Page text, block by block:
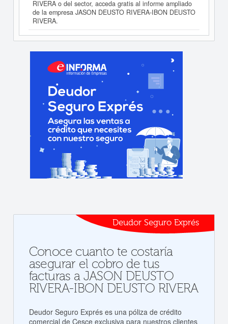
RIVERA o del sector, acceda gratis al informe ampliado
de la empresa JASON DEUSTO RIVERA-IBON DEUSTO
RIVERA.
Deudor Seguro Exprés
Conoce cuanto te costaría
asegurar el cobro de tus
facturas a JASON DEUSTO
RIVERA-IBON DEUSTO RIVERA
Deudor Seguro Exprés es una póliza de crédito
comercial de Cesce exclusiva para nuestros clientes